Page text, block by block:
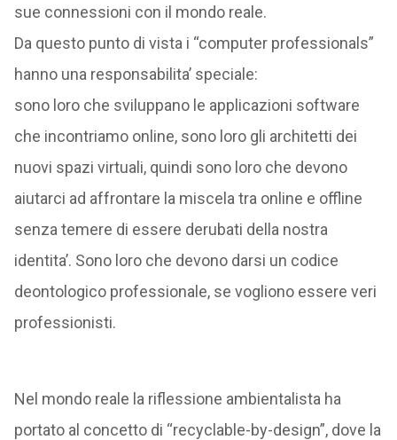
sue connessioni con il mondo reale.
Da questo punto di vista i “computer professionals”
hanno una responsabilita’ speciale:
sono loro che sviluppano le applicazioni software
che incontriamo online, sono loro gli architetti dei
nuovi spazi virtuali, quindi sono loro che devono
aiutarci ad affrontare la miscela tra online e offline
senza temere di essere derubati della nostra
identita’. Sono loro che devono darsi un codice
deontologico professionale, se vogliono essere veri
professionisti.
Nel mondo reale la riflessione ambientalista ha
portato al concetto di “recyclable-by-design”, dove la